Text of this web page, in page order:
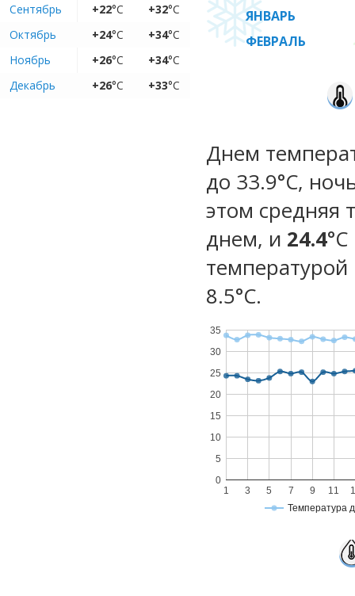
Сентябрь
+22°C +32°C
Октябрь
+24°C +34°C
Ноябрь
+26°C +34°C
Декабрь
+26°C +33°C
ЯНВАРЬ
ФЕВРАЛЬ
Днем
до 33.9°C,
этом средняя
днем, и 24.4
температурой
8.5°С.
Температура
1 3 5 7 9 11
0
5
10
15
20
25
30
35